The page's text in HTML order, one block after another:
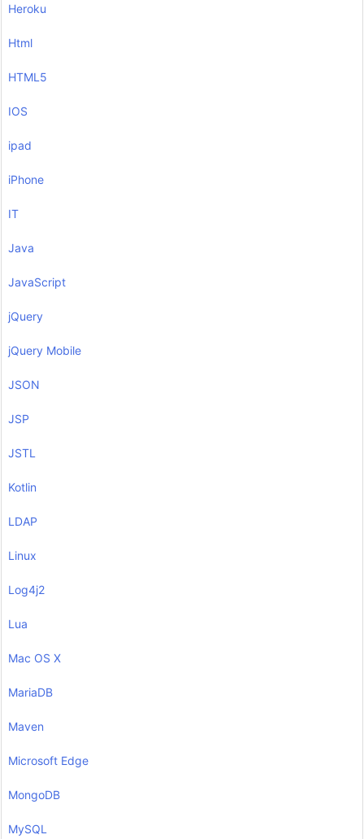
Heroku
Html
HTML5
IOS
ipad
iPhone
IT
Java
JavaScript
jQuery
jQuery Mobile
JSON
JSP
JSTL
Kotlin
LDAP
Linux
Log4j2
Lua
Mac OS X
MariaDB
Maven
Microsoft Edge
MongoDB
MySQL